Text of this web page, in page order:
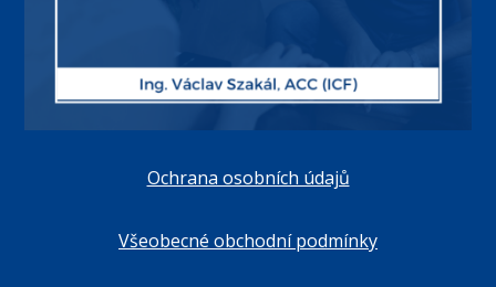
Ochrana osobních údajů
Všeobecné obchodní podmínky